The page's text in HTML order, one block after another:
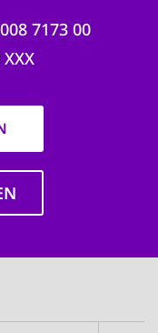
7173 00